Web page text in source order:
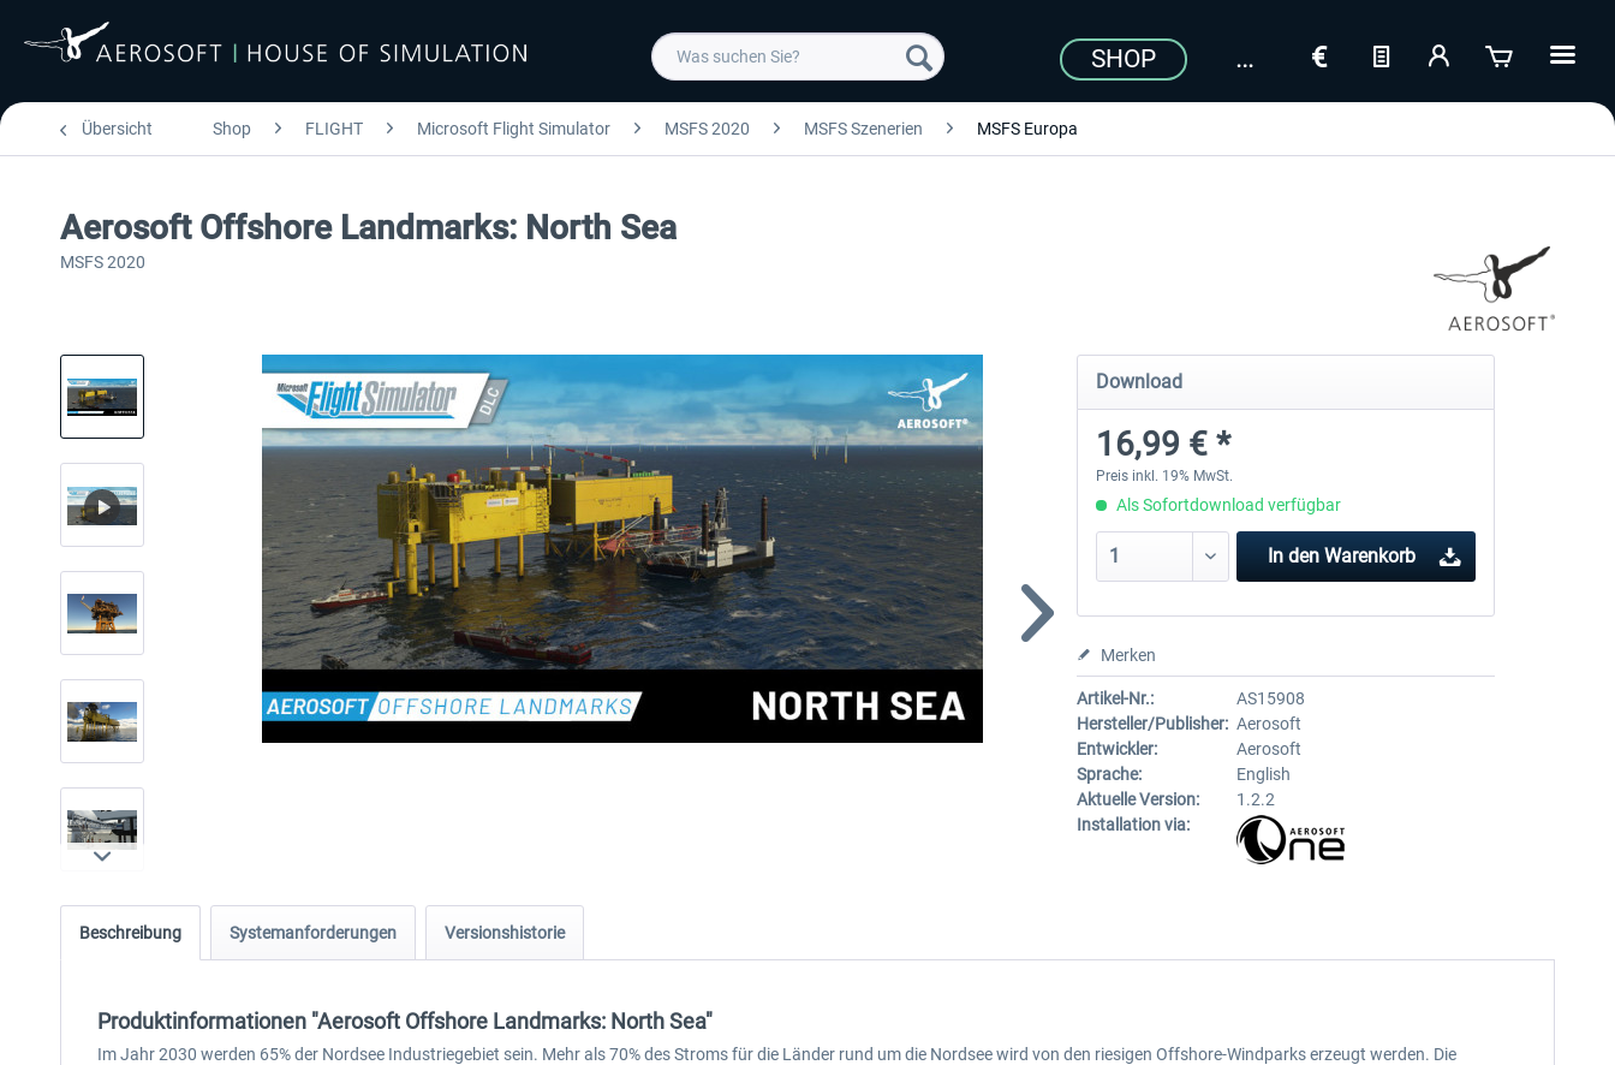
SHOP
Übersicht Shop FLIGHT Microsoft Flight Simulator MSFS 2020 MSFS Szenerien MSFS Europa
Aerosoft Offshore Landmarks: North Sea
MSFS 2020
Download
16,99 € *
Preis inkl. 19% MwSt.
Als Sofortdownload verfügbar
In den Warenkorb
Merken
Artikel-Nr.:
AS15908
Hersteller/Publisher: Aerosoft
Entwickler:
Aerosoft
Sprache:
English
Aktuelle Version:
1.2.2
Installation via:
Beschreibung Systemanforderungen Versionshistorie
Produktinformationen "Aerosoft Offshore Landmarks: North Sea"
Im Jahr 2030 werden 65% der Nordsee Industriegebiet sein. Mehr als 70% des Stroms für die Länder rund um die Nordsee wird von den riesigen Offshore-Windparks erzeugt werden. Die